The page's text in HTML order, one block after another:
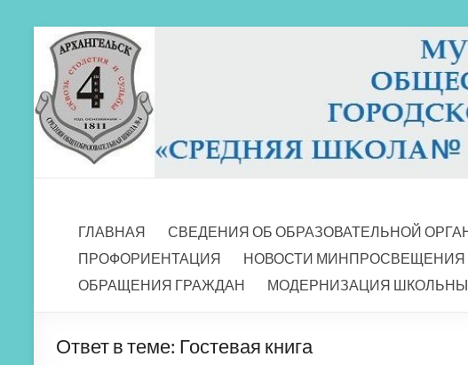
Перейти
содержимому
МБОУ СШ 4
ГЛАВНАЯ
СВЕДЕНИЯ ОБ ОБРАЗОВАТЕЛЬНОЙ
ПРОФОРИЕНТАЦИЯ
НОВОСТИ МИНПРОСВЕЩЕНИЯ
ОБРАЩЕНИЯ ГРАЖДАН
МОДЕРНИЗАЦИЯ
Ответ в теме: Гостевая книга